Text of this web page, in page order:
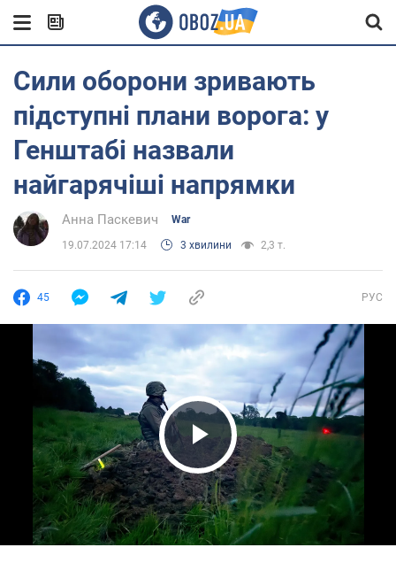
Сили оборони зривають
підступні плани ворога: у
Генштабі назвали
найгарячіші напрямки
Анна Паскевич War
19.07.2024 17:14 3 хвилини 2,3 т.
45 РУС
Play Video